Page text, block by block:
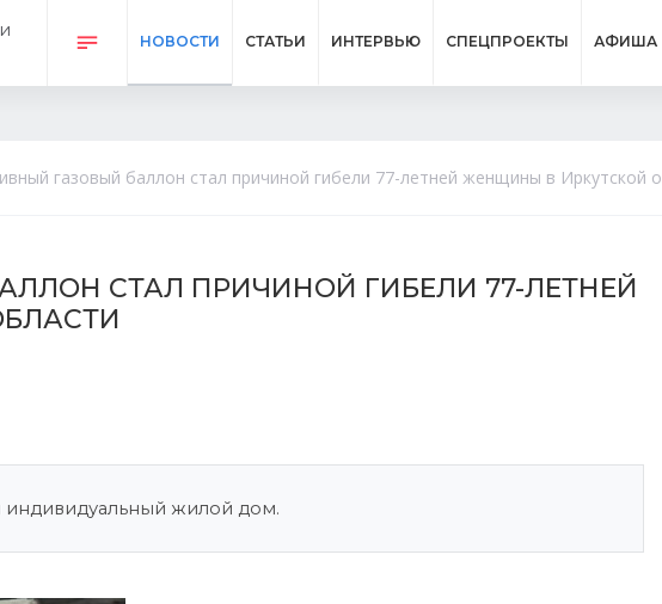
НОВОСТИ СТАТЬИ ИНТЕРВЬЮ СПЕЦПРОЕКТЫ АФИША
газовый баллон стал причиной гибели 77-летней женщины в Иркутской
СТАЛ ПРИЧИНОЙ ГИБЕЛИ 77-ЛЕТНЕЙ
индивидуальный жилой дом.